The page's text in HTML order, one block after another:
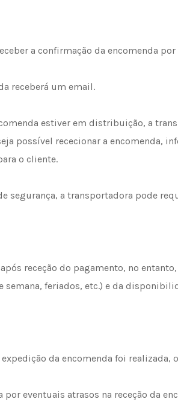
a confirmação da encomenda
receberá um email.
estiver em distribuição, a
possível rececionar a
o cliente.
segurança, a transportadora pode
receção do pagamento, no
feriados, etc.) e da
da encomenda foi realizada,
por eventuais atrasos na receção da